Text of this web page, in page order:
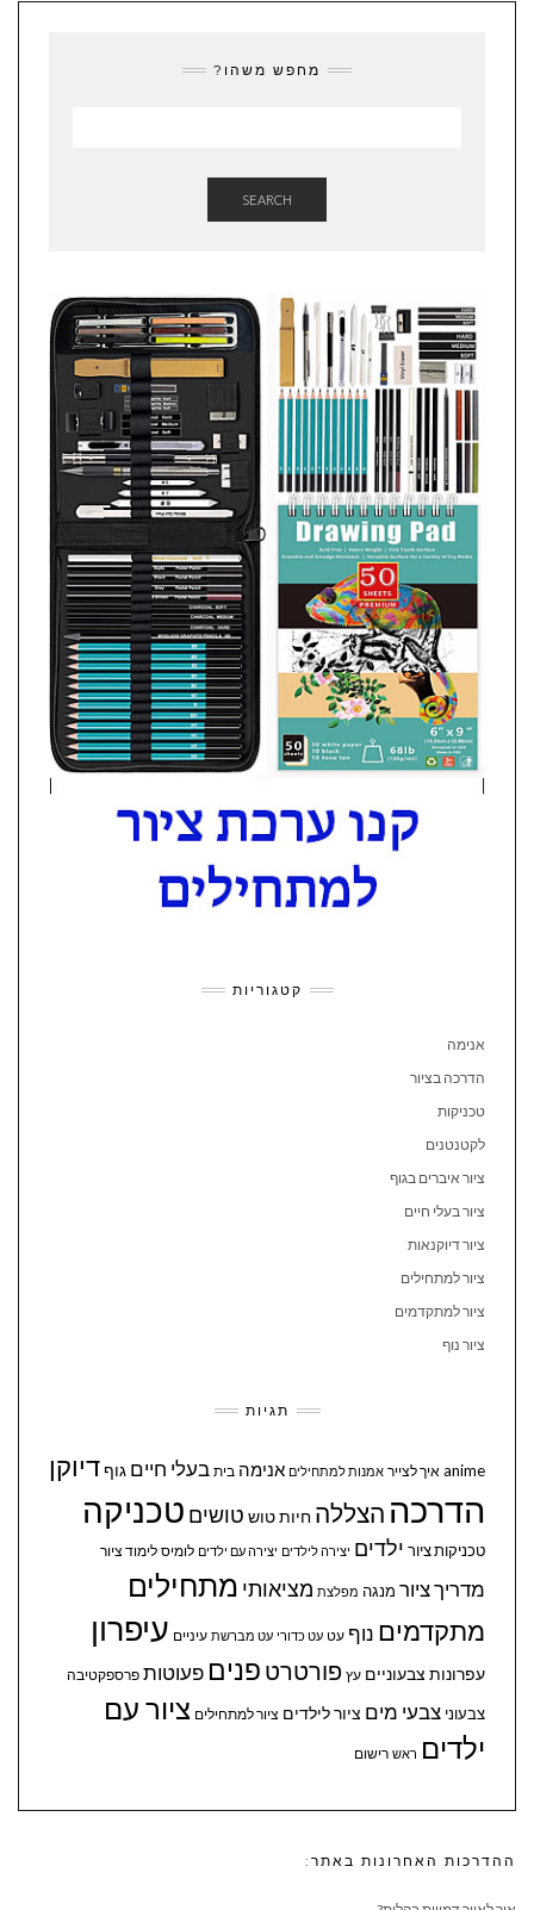
מחפש משהו?
SEARCH
קטגוריות
אנימה
הדרכה בציור
טכניקות
לקטנטנים
ציור איברים בגוף
ציור בעלי חיים
ציור דיוקנאות
ציור למתחילים
ציור למתקדמים
ציור נוף
תגיות
anime איך לצייר אמנות למתחילים אנימה בית בעלי חיים גוףדיוקן
הדרכה הצללה חיותטוש טושים טכניקה
טכניקות ציור ילדים יצירה לילדים יצירה עם ילדים לומיס לימוד ציור
מדריך ציור מנגה מפלצת מציאותי מתחילים
מתקדמים נוף עט עט כדורי עט מברשת עיניים עיפרון
עפרונות צבעוניים עץ פורטרט פנים פעוטות פרספקטיבה
צבעוני צבעי מים ציור לילדים ציור למתחילים ציור עם
ילדים ראש רישום
ההדרכות האחרונות באתר: